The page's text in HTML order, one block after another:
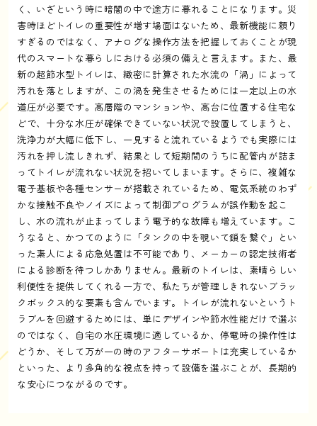
く、いざという時に暗闇の中で途方に暮れることになります。災
害時ほどトイレの重要性が増す場面はないため、最新機能に頼り
すぎるのではなく、アナログな操作方法を把握しておくことが現
代のスマートな暮らしにおける必須の備えと言えます。また、最
新の超節水型トイレは、緻密に計算された水流の「渦」によって
汚れを落としますが、この渦を発生させるためには一定以上の水
道圧が必要です。高層階のマンションや、高台に位置する住宅な
どで、十分な水圧が確保できていない状況で設置してしまうと、
洗浄力が大幅に低下し、一見すると流れているようでも実際には
汚れを押し流しきれず、結果として短期間のうちに配管内が詰ま
ってトイレが流れない状況を招いてしまいます。さらに、複雑な
電子基板や各種センサーが搭載されているため、電気系統のわず
かな接触不良やノイズによって制御プログラムが誤作動を起こ
し、水の流れが止まってしまう電子的な故障も増えています。こ
うなると、かつてのように「タンクの中を覗いて鎖を繋ぐ」とい
った素人による応急処置は不可能であり、メーカーの認定技術者
による診断を待つしかありません。最新のトイレは、素晴らしい
利便性を提供してくれる一方で、私たちが管理しきれないブラッ
クボックス的な要素も含んでいます。トイレが流れないというト
ラブルを回避するためには、単にデザインや節水性能だけで選ぶ
のではなく、自宅の水圧環境に適しているか、停電時の操作性は
どうか、そして万が一の時のアフターサポートは充実しているか
といった、より多角的な視点を持って設備を選ぶことが、長期的
な安心につながるのです。